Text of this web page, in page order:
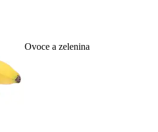
Ovoce a zelenina